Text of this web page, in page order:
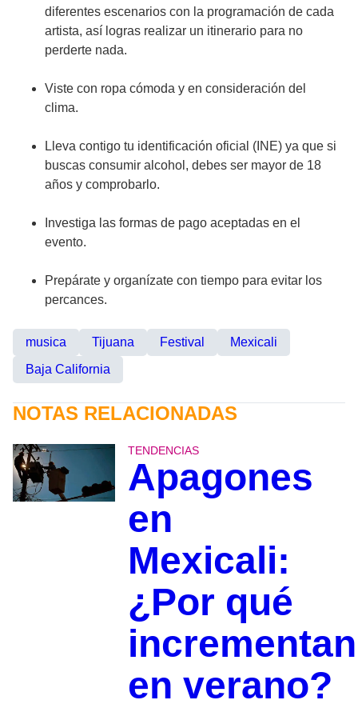
diferentes escenarios con la programación de cada
artista, así logras realizar un itinerario para no
perderte nada.
Viste con ropa cómoda y en consideración del
clima.
Lleva contigo tu identificación oficial (INE) ya que si
buscas consumir alcohol, debes ser mayor de 18
años y comprobarlo.
Investiga las formas de pago aceptadas en el
evento.
Prepárate y organízate con tiempo para evitar los
percances.
musica Tijuana Festival
Mexicali
Baja California
NOTAS RELACIONADAS
TENDENCIAS
Apagones
en
Mexicali:
¿Por qué
incrementan
en verano?